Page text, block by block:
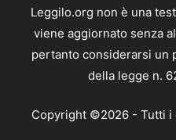
Leggilo.org non è una
viene aggiornato senza
pertanto considerarsi un
della legge n.
Copyright ©2026 - Tutti